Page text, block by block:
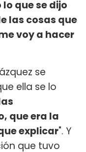
que se dijo
las cosas que
voy a hacer
se
ella se lo
que era la
explicar". Y
que tuvo